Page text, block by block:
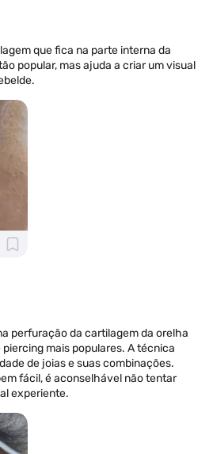
que fica na parte interna da
popular, mas ajuda a criar um visual
perfuração da cartilagem da orelha
mais populares. A técnica
de joias e suas combinações.
fácil, é aconselhável não tentar
experiente.